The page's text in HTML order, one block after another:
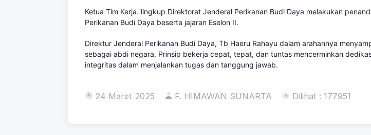
Ketua Tim Kerja. lingkup Direktorat Jenderal Perikanan Budi Daya melakukan
Perikanan Budi Daya beserta jajaran Eselon II.
Direktur Jenderal Perikanan Budi Daya, Tb Haeru Rahayu dalam arahannya
sebagai abdi negara. Prinsip bekerja cepat, tepat, dan tuntas mencerminkan
integritas dalam menjalankan tugas dan tanggung jawab.
24 Maret 2025 F. HIMAWAN SUNARTA Dilihat : 177951